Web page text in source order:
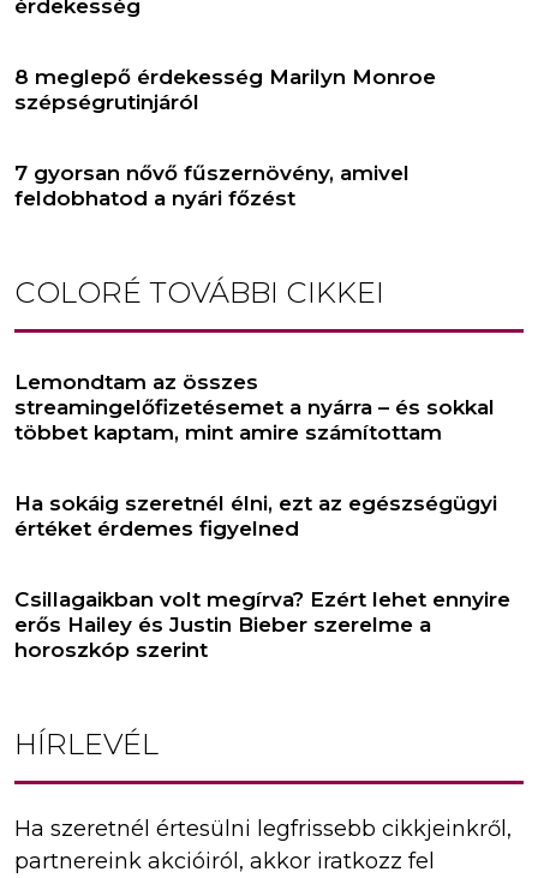
érdekesség
8 meglepő érdekesség Marilyn Monroe
szépségrutinjáról
7 gyorsan nővő fűszernövény, amivel
feldobhatod a nyári főzést
COLORÉ TOVÁBBI CIKKEI
Lemondtam az összes
streamingelőfizetésemet a nyárra – és sokkal
többet kaptam, mint amire számítottam
Ha sokáig szeretnél élni, ezt az egészségügyi
értéket érdemes figyelned
Csillagaikban volt megírva? Ezért lehet ennyire
erős Hailey és Justin Bieber szerelme a
horoszkóp szerint
HÍRLEVÉL
Ha szeretnél értesülni legfrissebb cikkjeinkről,
partnereink akcióiról, akkor iratkozz fel